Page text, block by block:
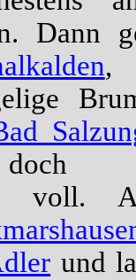
Dann
,
doch
voll.
und